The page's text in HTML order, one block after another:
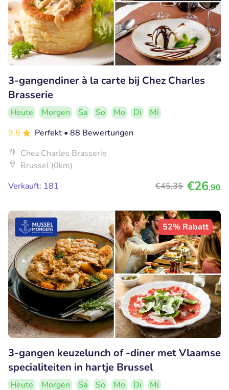
3-gangendiner à la carte bij Chez Charles
Brasserie
Heute Morgen Sa So Mo Di
Mi
9.8
Perfekt • 88 Bewertungen
Chez Charles Brasserie
Brussel (0km)
Verkauft: 181
€45,35 €26,90
52% Rabatt
3-gangen keuzelunch of -diner met Vlaamse
specialiteiten in hartje Brussel
Heute Morgen Sa So Mo Di
Mi